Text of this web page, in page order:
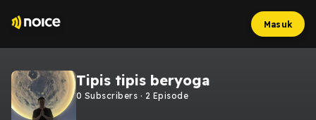
Masuk
Tipis tipis beryoga
0 Subscribers · 2 Episode